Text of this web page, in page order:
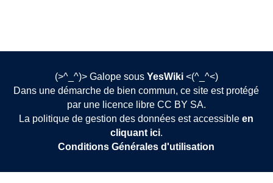
(>^_^)> Galope sous YesWiki <(^_^<)
Dans une démarche de bien commun, ce site est protégé
par une licence libre CC BY SA.
La politique de gestion des données est accessibleen
cliquant ici.
Conditions Générales d'utilisation